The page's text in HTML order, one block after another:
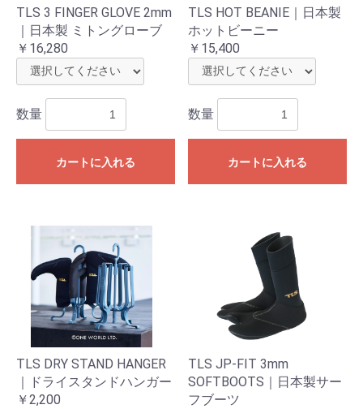
TLS 3 FINGER GLOVE 2mm
｜日本製 ミトングローブ
￥16,280
数量
カートに入れる
TLS HOT BEANIE｜日本製
ホットビーニー
￥15,400
数量
カートに入れる
TLS DRY STAND HANGER
｜ドライスタンドハンガー
￥2,200
TLS JP-FIT 3mm
SOFTBOOTS｜日本製サー
フブーツ